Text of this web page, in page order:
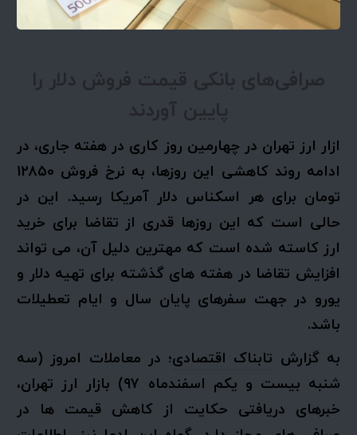
صرافی‌های بانکی قیمت فروش دلار را
پایین آوردند
ازار ارز تهران در چهارمین روز کاری در هفته جاری، در
ادامه روند کاهشی این روزها، به نرخ فروش 12850
تومان برای هر اسکناس دلار آمریکا رسید. این در
حالی است که این روزها قدری از تقاضا برای خرید
ارز کاسته شده است که مهترین دلیل آن، می تواند
افزایش تقاضا در هفته های گذشته برای تهیه دلار و
یورو در جهت سفرهای پایان سال و ایام تعطیلات
باشد.
به گزارش تابناک اقتصادی؛ در معاملات امروز (سه
شنبه بیست و یکم اسفندماه ۹۷) بازار ارز تهران،
خبرهای دریافتی حکایت از کاهش قیمت ها در